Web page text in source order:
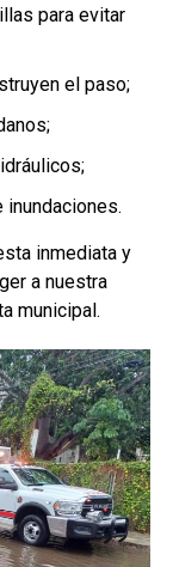
para evitar
el paso;
inundaciones.
inmediata y
a nuestra
municipal.